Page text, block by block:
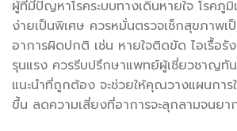
ผู้ที่มีปัญหาโรคระบบทางเดินหายใจ โรคภู
ง่ายเป็นพิเศษ ควรหมั่นตรวจเช็กสุขภาพเ
อาการผิดปกติ เช่น หายใจติดขัด ไอเรื้อรั
รุนแรง ควรรีบปรึกษาแพทย์ผู้เชี่ยวชาญทั
แนะนำที่ถูกต้อง จะช่วยให้คุณวางแผนการ
ขึ้น ลดความเสี่ยงที่อาการจะลุกลามจนย